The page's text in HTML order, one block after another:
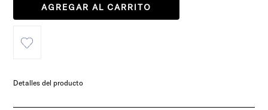
AGREGAR AL CARRITO
Detalles del producto